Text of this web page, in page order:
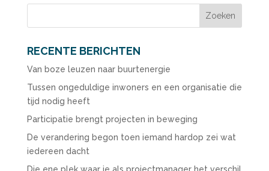
RECENTE BERICHTEN
Van boze leuzen naar buurtenergie
Tussen ongeduldige inwoners en een organisatie die
tijd nodig heeft
Participatie brengt projecten in beweging
De verandering begon toen iemand hardop zei wat
iedereen dacht